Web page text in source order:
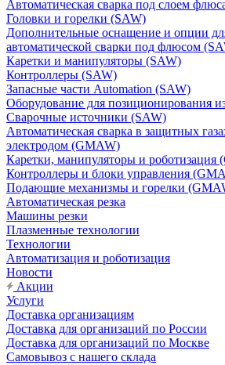
Автоматическая сварка под слоем
Головки и горелки (SAW)
Дополнительные оснащение и опции
автоматической сварки под флюсом
Каретки и манипуляторы (SAW)
Контроллеры (SAW)
Запасные части Automation (SAW)
Оборудование для позиционирования
Сварочные источники (SAW)
Автоматическая сварка в защитных
электродом (GMAW)
Каретки, манипуляторы и роботизация
Контроллеры и блоки управления
Подающие механизмы и горелки
Автоматическая резка
Машины резки
Плазменные технологии
Технологии
Автоматизация и роботизация
Новости
Акции
Услуги
Доставка организациям
Доставка для организаций по России
Доставка для организаций по Москве
Самовывоз с нашего склада